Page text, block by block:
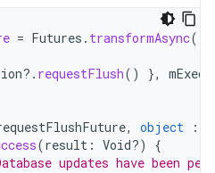
= Futures . transformAsync(
?. requestFlush() },
, object :
(result : Void?)
{
updates have been